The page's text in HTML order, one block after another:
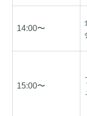
14:00〜
15:00〜